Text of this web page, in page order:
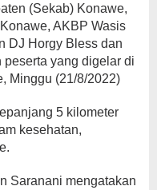
(Sekab) Konawe,
AKBP Wasis
DJ Horgy Bless dan
yang digelar di
Minggu (21/8/2022)
5 kilometer
kesehatan,
Saranani mengatakan